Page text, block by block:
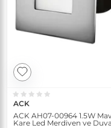
ACK
ACK AH07-00964 1.5W
Kare Led Merdiven ve